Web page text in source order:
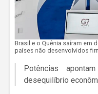
Brasil e o Quênia saíram em
países não desenvolvidos
Potências
desequilíbrio